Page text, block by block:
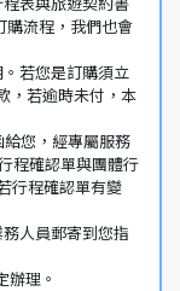
購流程，我們也會
若您是訂購須立
，若逾時未付，本
您，經專屬服務
程確認單與團體行
行程確認單有變
人員郵寄到您指
理。